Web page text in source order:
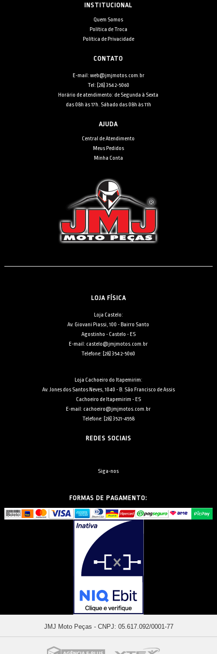
INSTITUCIONAL
Quem Somos
Política de Troca
Política de Privacidade
CONTATO
E-mail: web@jmjmotos.com.br
Tel: [28] 3542-5060
Horário de atendimento: de Segunda à Sexta
das 08h às 17h. Sábado das 08h às 11h
AJUDA
Central de Atendimento
Meus Pedidos
Minha Conta
LOJA FÍSICA
Loja Castelo:
Av. Giovani Piassi, 100 - Bairro Santo
Agostinho - Castelo - ES
E-mail: castelo@jmjmotos.com.br
Telefone: [28] 3542-5060
Loja Cachoeiro do Itapemirim:
Av. Jones dos Santos Neves, 1040 - B. São Francisco de Assis
Cachoeiro de Itapemirim - ES
E-mail: cachoeiro@jmjmotos.com.br
Telefone: [28] 3521-4558
REDES SOCIAIS
Siga-nos
FORMAS DE PAGAMENTO:
JMJ Moto Peças - CNPJ: 05.617.092/0001-77